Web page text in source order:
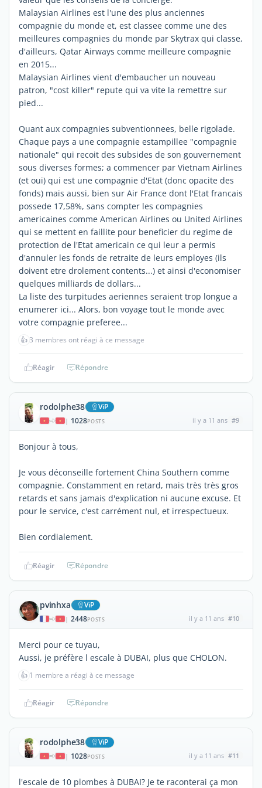
Malaysian Airlines est l'une des plus anciennes
compagnie du monde et, est classee comme une des
meilleures compagnies du monde par Skytrax qui classe,
d'ailleurs, Qatar Airways comme meilleure compagnie
en 2015...
Malaysian Airlines vient d'embaucher un nouveau
patron, "cost killer" repute qui va vite la remettre sur
pied...
Quant aux compagnies subventionnees, belle rigolade.
Chaque pays a une compagnie estampillee "compagnie
nationale" qui recoit des subsides de son gouvernement
sous diverses formes; a commencer par Vietnam Airlines
(et oui) qui est une compagnie d'Etat (donc opacite des
fonds) mais aussi, bien sur Air France dont l'Etat francais
possede 17,58%, sans compter les compagnies
americaines comme American Airlines ou United Airlines
qui se mettent en faillite pour beneficier du regime de
protection de l'Etat americain ce qui leur a permis
d'annuler les fonds de retraite de leurs employes (ils
doivent etre drolement contents...) et ainsi d'economiser
quelques milliards de dollars...
La liste des turpitudes aeriennes seraient trop longue a
enumerer ici... Alors, bon voyage tout le monde avec
votre compagnie preferee...
👍3 membres ont réagi à ce message
Réagir Répondre
rodolphe38 ViP
| 1028POSTS il y a 11 ans #9
Bonjour à tous,
Je vous déconseille fortement China Southern comme
compagnie. Constamment en retard, mais très très gros
retards et sans jamais d'explication ni aucune excuse. Et
pour le service, c'est carrément nul, et irrespectueux.
Bien cordialement.
Réagir Répondre
pvinhxa ViP
| 2448POSTS il y a 11 ans #10
Merci pour ce tuyau,
Aussi, je préfère l escale à DUBAI, plus que CHOLON.
👍 1 membre a réagi à ce message
Réagir Répondre
rodolphe38 ViP
| 1028POSTS il y a 11 ans #11
l'escale de 10 plombes à DUBAI? Je te raconterai ça mon